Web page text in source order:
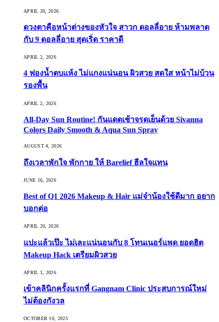
APRIL 20, 2026
ดวงตาคือหน้าต่างของหัวใจ สาวก ดอลลี่อาย ห้ามพลาด
กับ 9 ดอลลี่อาย สุดเริ่ด ราคาดี
APRIL 2, 2026
4 ฟองน้ำตบแห้ง ไม่แกงแน่นอน ผิวสวย สดใส หน้าไม่บ้วน
รองพื้น
APRIL 2, 2026
All-Day Sun Routine! กันแดดเช้าจรดเย็นด้วย Sivanna
Colors Daily Smooth & Aqua Sun Spray
AUGUST 4, 2026
ถึงเวลาพักใจ พักกาย ให้ Barelief ฮีลใจแทน
JUNE 16, 2026
Best of Q1 2026 Makeup & Hair แม่จ๋าน้องใช้ดีมาก อยาก
บอกต่อ
APRIL 20, 2026
แปะแล้วเป๊ะ ไม่เละแน่นอนกับ 8 โทนเนอร์แพด ยอดฮิต
Makeup Hack เตรียมผิวสวย
APRIL 1, 2026
เข้าคลินิกครั้งแรกที่ Gangnam Clinic ประสบการณ์ใหม่
ไม่ต้องกังวล
OCTOBER 10, 2025